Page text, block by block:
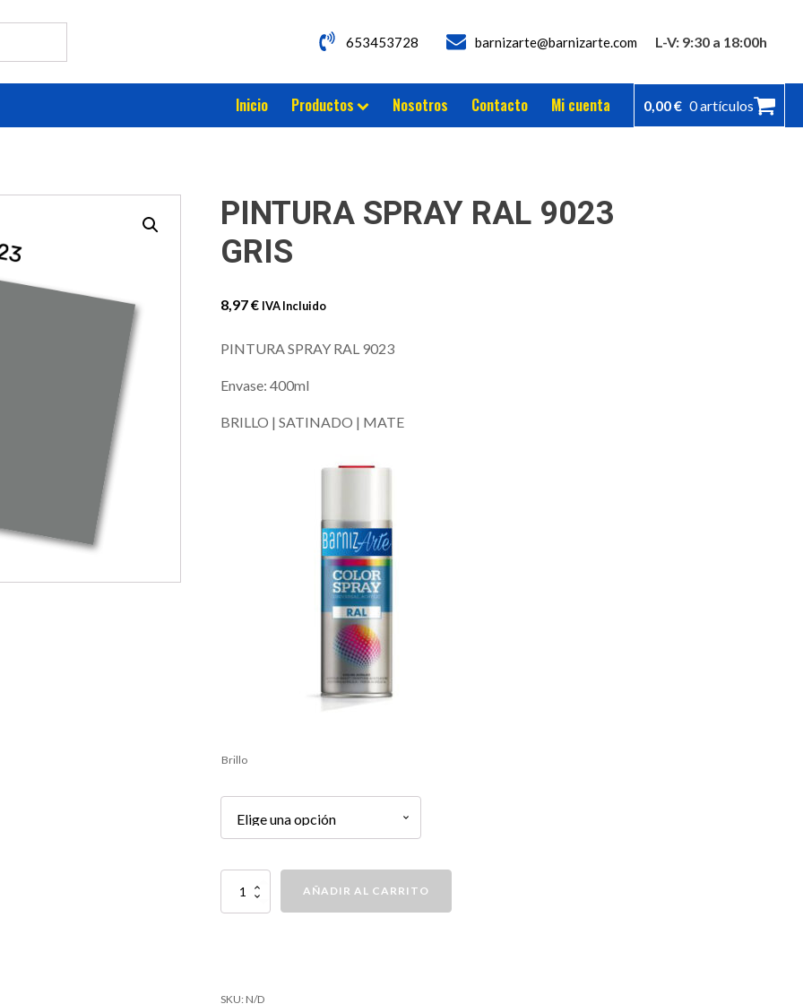
653453728 barnizarte@barnizarte.com L-V: 9:30 a 18:00h
Inicio Productos Nosotros Contacto Mi cuenta 0,00€ 0 artículos
PINTURA SPRAY RAL 9023
GRIS
8,97€ IVA Incluido
PINTURA SPRAY RAL 9023
Envase: 400ml
BRILLO | SATINADO | MATE
Brillo
PINTURA
AÑADIR AL CARRITO
SKU: N/D